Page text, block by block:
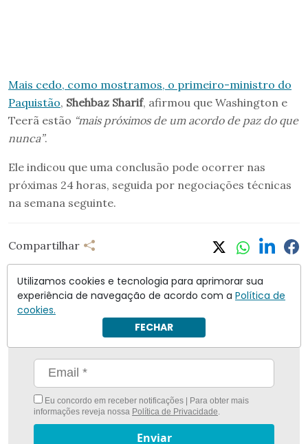
Mais cedo, como mostramos, o primeiro-ministro do
Paquistão, Shehbaz Sharif, afirmou que Washington e
Teerã estão “mais próximos de um acordo de paz do que
nunca”.
Ele indicou que uma conclusão pode ocorrer nas
próximas 24 horas, seguida por negociações técnicas
na semana seguinte.
Compartilhar
Nunca foi tão fácil ficar bem informado com
Antagonista
Eu concordo em receber notificações | Para obter mais
informações reveja nossa Política de Privacidade.
Enviar
Utilizamos cookies e tecnologia para aprimorar sua
experiência de navegação de acordo com a Política de
cookies.
FECHAR